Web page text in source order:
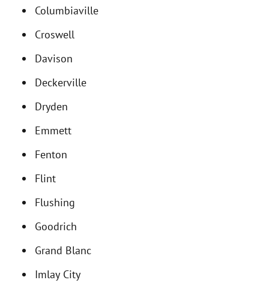
Columbiaville
Croswell
Davison
Deckerville
Dryden
Emmett
Fenton
Flint
Flushing
Goodrich
Grand Blanc
Imlay City